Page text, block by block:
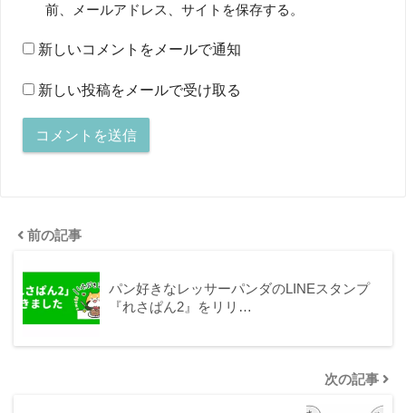
前、メールアドレス、サイトを保存する。
新しいコメントをメールで通知
新しい投稿をメールで受け取る
前の記事
パン好きなレッサーパンダのLINEスタンプ
『れさぱん2』をリリ…
次の記事